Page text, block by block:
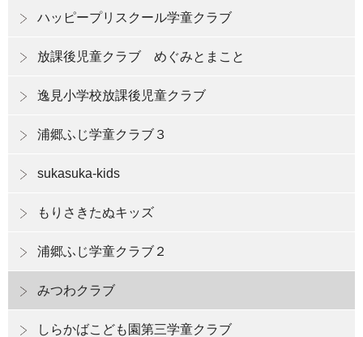
ハッピープリスクール学童クラブ
放課後児童クラブ めぐみとまこと
逸見小学校放課後児童クラブ
浦郷ふじ学童クラブ３
sukasuka-kids
もりさきたぬキッズ
浦郷ふじ学童クラブ２
みつわクラブ
しらかばこども園第三学童クラブ